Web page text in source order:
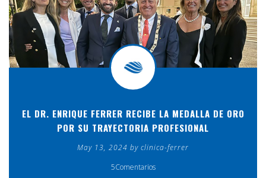
EL DR. ENRIQUE FERRER RECIBE LA MEDALLA DE ORO
POR SU TRAYECTORIA PROFESIONAL
May 13, 2024 by clinica-ferrer
5Comentarios